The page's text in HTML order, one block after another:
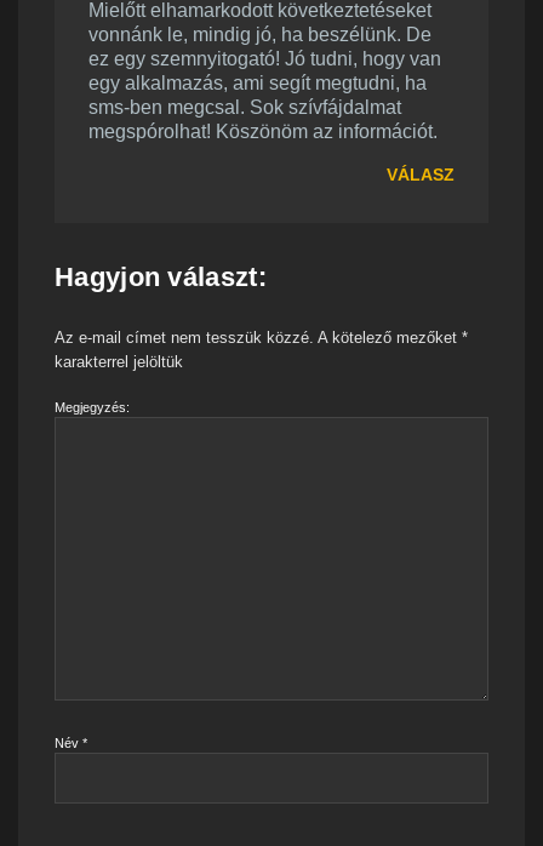
Mielőtt elhamarkodott következtetéseket
vonnánk le, mindig jó, ha beszélünk. De
ez egy szemnyitogató! Jó tudni, hogy van
egy alkalmazás, ami segít megtudni, ha
sms-ben megcsal. Sok szívfájdalmat
megspórolhat! Köszönöm az információt.
VÁLASZ
Hagyjon választ:
Az e-mail címet nem tesszük közzé. A kötelező mezőket *
karakterrel jelöltük
Megjegyzés:
Név *